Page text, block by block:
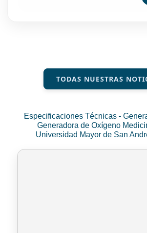
TODAS NUESTRAS
Especificaciones Técnicas -
Generadora de Oxígeno
Universidad Mayor de San